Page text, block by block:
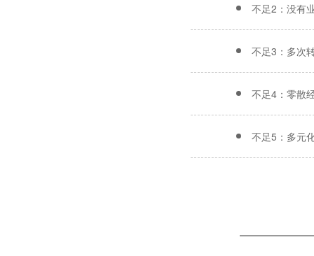
不足2：没有
不足3：多次
不足4：零散
不足5：多元